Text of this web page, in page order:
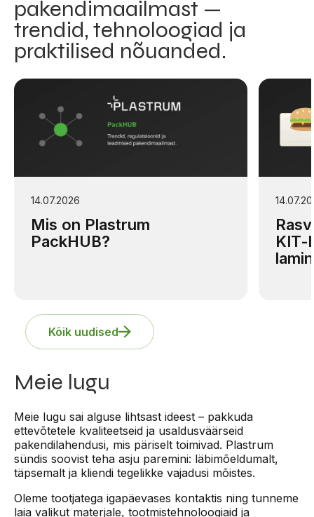
pakendimaailmast —
trendid, tehnoloogiad ja
praktilised nõuanded.
14.07.2026
Mis on Plastrum
PackHUB?
KIT-
Kõik uudised
Meie lugu
Meie lugu sai alguse lihtsast ideest – pakkuda
ettevõtetele kvaliteetseid ja usaldusväärseid
pakendilahendusi, mis päriselt toimivad. Plastrum
sündis soovist teha asju paremini: läbimõeldumalt,
täpsemalt ja kliendi tegelikke vajadusi mõistes.
Oleme tootjatega igapäevases kontaktis ning tunneme
laia valikut materjale, tootmistehnoloogiaid ja